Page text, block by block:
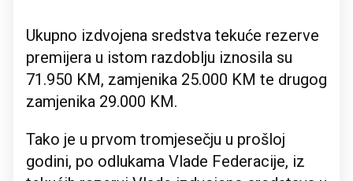
Ukupno izdvojena sredstva tekuće rezerve
premijera u istom razdoblju iznosila su
71.950 KM, zamjenika 25.000 KM te drugog
zamjenika 29.000 KM.
Tako je u prvom tromjesečju u prošloj
godini, po odlukama Vlade Federacije, iz